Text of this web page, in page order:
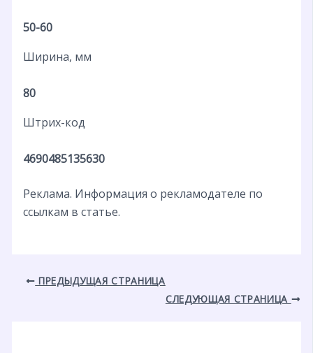
50-60
Ширина, мм
80
Штрих-код
4690485135630
Реклама. Информация о рекламодателе по
ссылкам в статье.
ПРЕДЫДУЩАЯ СТРАНИЦА
СЛЕДУЮЩАЯ СТРАНИЦА